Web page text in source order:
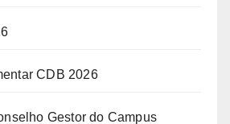
CDB 2026
Gestor do Campus